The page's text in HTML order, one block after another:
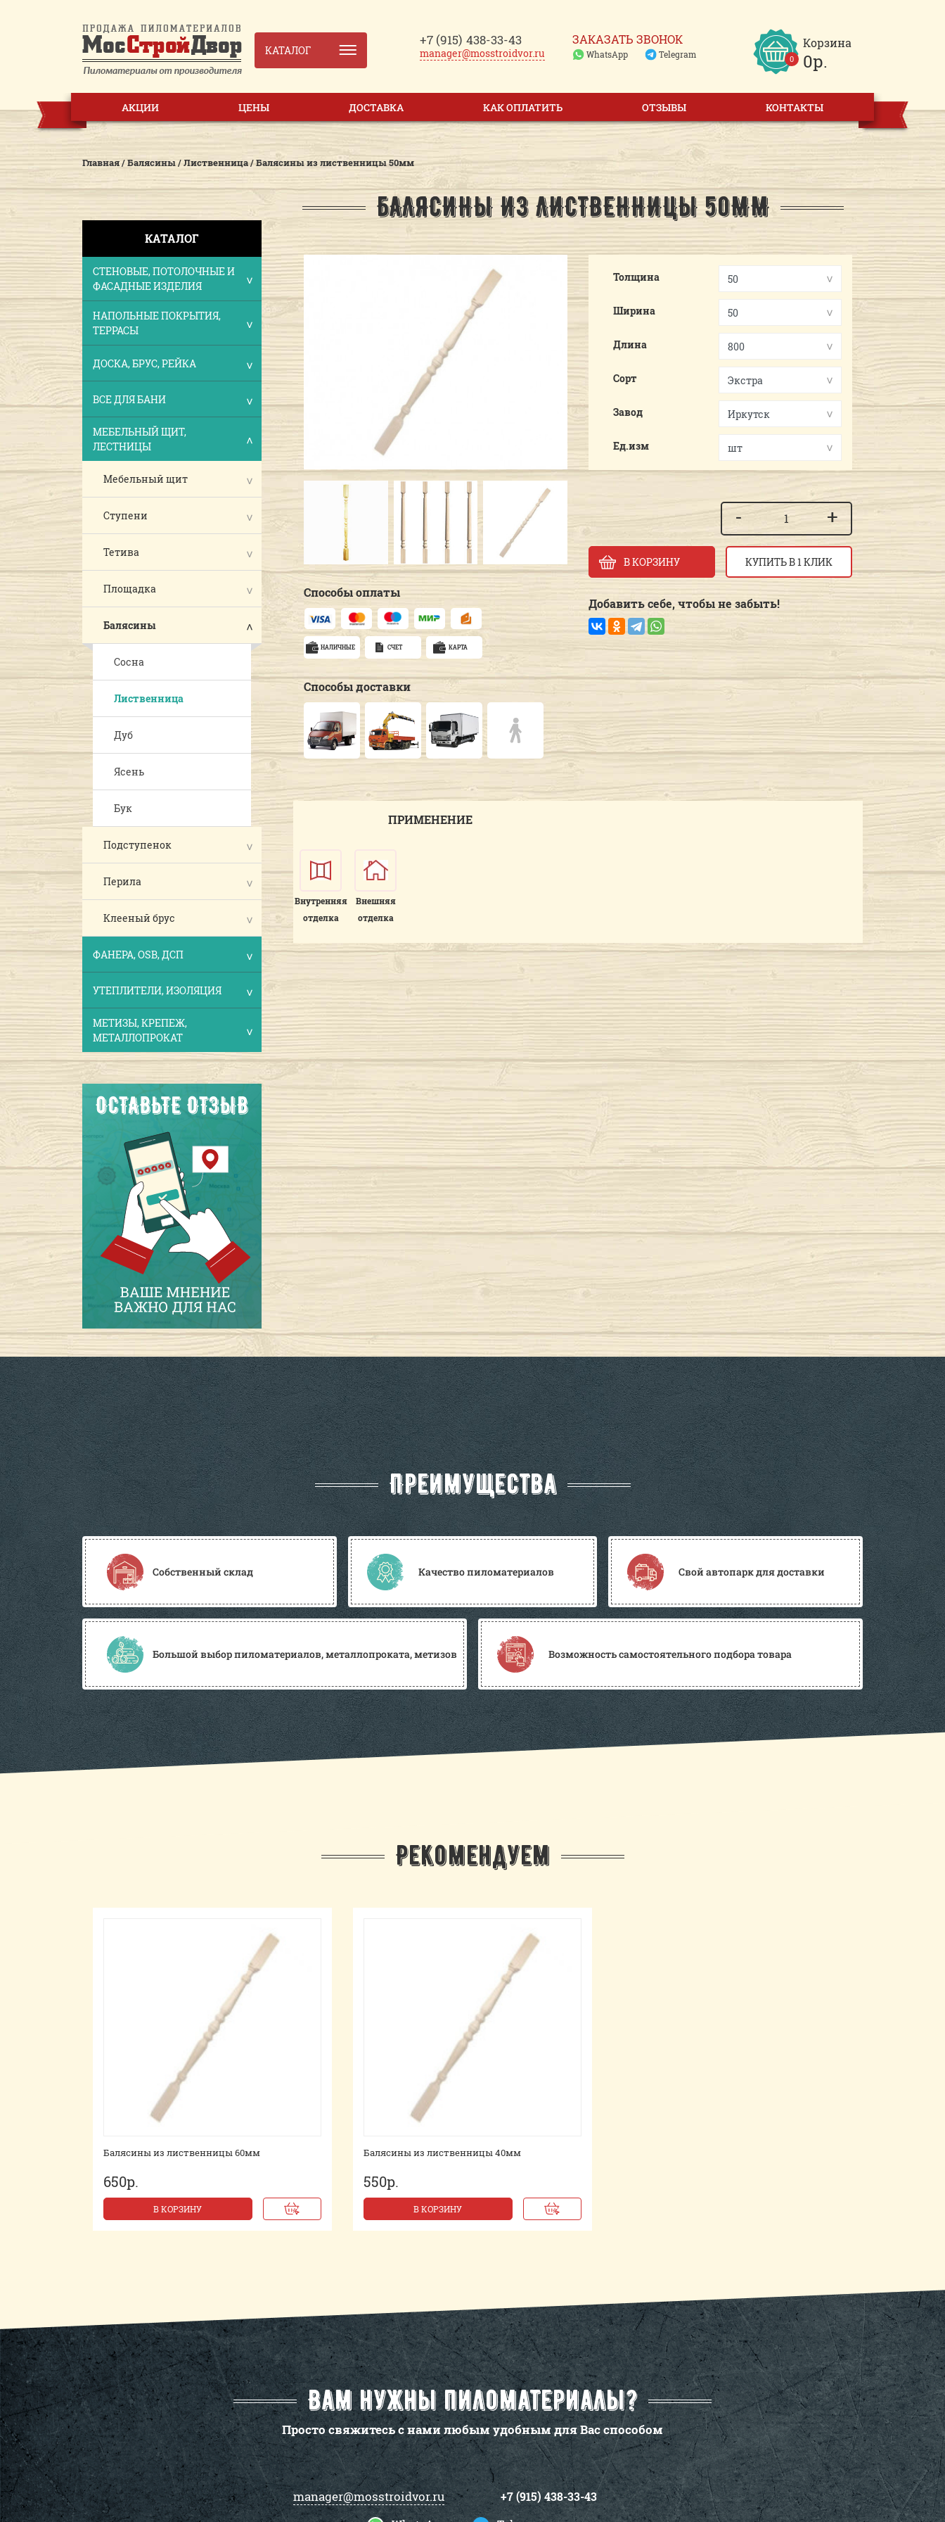
КАТАЛОГ
+7 (915) 438-33-43
manager@mosstroidvor.ru
ЗАКАЗАТЬ ЗВОНОК
WhatsApp Telegram
Корзина
0 0р.
АКЦИИ ЦЕНЫ ДОСТАВКА КАК ОПЛАТИТЬ ОТЗЫВЫ КОНТАКТЫ
Главная/Балясины/Лиственница/Балясины из лиственницы 50мм
БАЛЯСИНЫ ИЗ ЛИСТВЕННИЦЫ 50ММ
КАТАЛОГ
СТЕНОВЫЕ, ПОТОЛОЧНЫЕ И
ФАСАДНЫЕ ИЗДЕЛИЯ
НАПОЛЬНЫЕ ПОКРЫТИЯ,
ТЕРРАСЫ
ДОСКА, БРУС, РЕЙКА
ВСЕ ДЛЯ БАНИ
МЕБЕЛЬНЫЙ ЩИТ,
ЛЕСТНИЦЫ
Мебельный щит
Ступени
Тетива
Площадка
Балясины
Сосна
Лиственница
Дуб
Ясень
Бук
Подступенок
Перила
Клееный брус
ФАНЕРА, OSB, ДСП
УТЕПЛИТЕЛИ, ИЗОЛЯЦИЯ
МЕТИЗЫ, КРЕПЕЖ,
МЕТАЛЛОПРОКАТ
Previous Next
Способы оплаты
НАЛИЧНЫЕ СЧЕТ КАРТА
Способы доставки
Толщина
Ширина
Длина
Сорт
Завод
Ед.изм
- +
В КОРЗИНУ КУПИТЬ В 1 КЛИК
Добавить себе, чтобы не забыть!
ПРИМЕНЕНИЕ
Внутренняя
отделка
Внешняя
отделка
Преимущества
Собственный склад Качество пиломатериалов Свой автопарк для доставки
Большой выбор пиломатериалов, металлопроката, метизов Возможность самостоятельного подбора товара
Рекомендуем
Балясины из лиственницы 60мм
650р.
В КОРЗИНУ
Балясины из лиственницы 40мм
550р.
В КОРЗИНУ
Вам нужны пиломатериалы?
Просто свяжитесь с нами любым удобным для Вас способом
manager@mosstroidvor.ru
+7 (915) 438-33-43